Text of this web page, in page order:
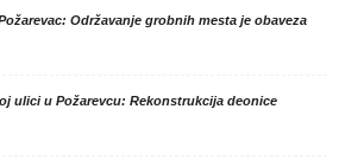
Održavanje grobnih mesta je obaveza
ulici u Požarevcu: Rekonstrukcija deonice